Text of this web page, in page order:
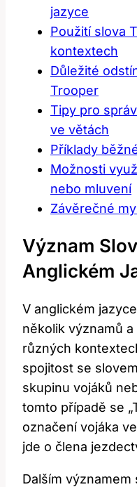
jazyce
Použití slova
kontextech
Důležité
Trooper
Tipy pro
ve větách
Příklady
Možnosti
nebo mluvení
Závěrečné
Význam
Anglickém
V anglickém
několik významů a
různých
spojitost se
skupinu vojáků
tomto případě se
označení vojáka
jde o člena
Dalším významem